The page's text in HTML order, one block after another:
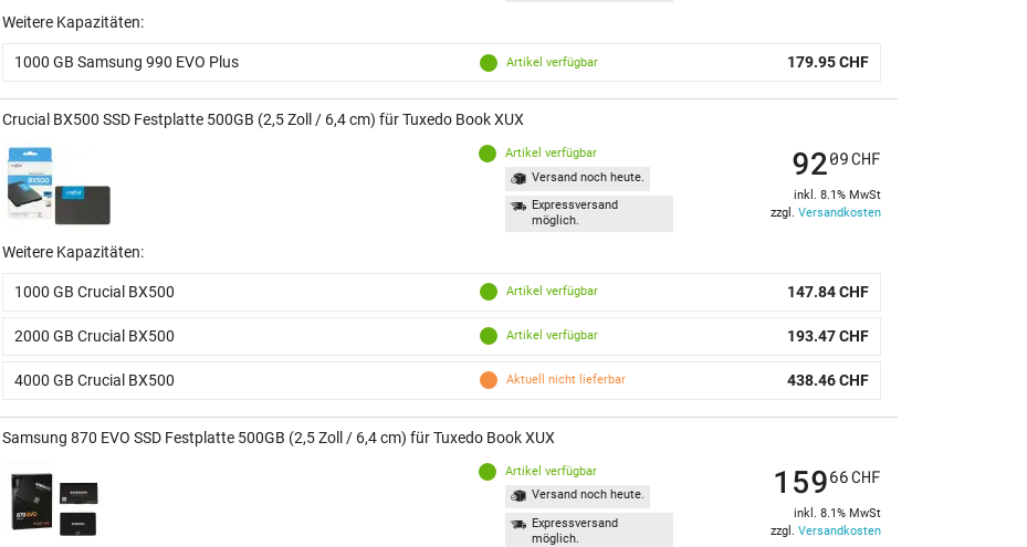
Weitere Kapazitäten:
1000 GB Samsung 990 EVO Plus Artikel verfügbar 179.95 CHF
Crucial BX500 SSD Festplatte 500GB (2,5 Zoll / 6,4 cm) für Tuxedo Book XUX
Artikel verfügbar
Versand noch heute.
Expressversand
möglich.
9209CHF
inkl. 8.1% MwSt
zzgl. Versandkosten
Weitere Kapazitäten:
1000 GB Crucial BX500 Artikel verfügbar 147.84 CHF
2000 GB Crucial BX500 Artikel verfügbar 193.47 CHF
4000 GB Crucial BX500 Aktuell nicht lieferbar 438.46 CHF
Samsung 870 EVO SSD Festplatte 500GB (2,5 Zoll / 6,4 cm) für Tuxedo Book XUX
Artikel verfügbar
Versand noch heute.
Expressversand
möglich.
15966CHF
inkl. 8.1% MwSt
zzgl. Versandkosten